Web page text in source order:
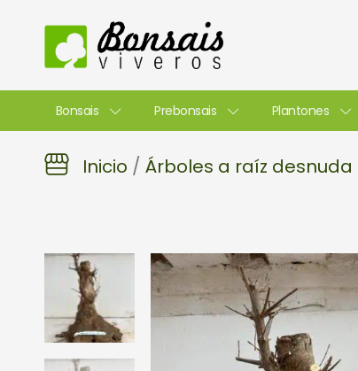
contenido
Bonsais Prebonsais Plantones
Inicio / Árboles a raíz desnuda